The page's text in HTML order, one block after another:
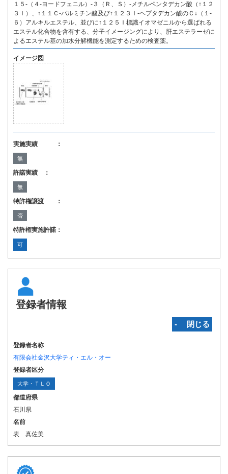
１５-（４-ヨードフェニル）-３（Ｒ、Ｓ）-メチルペンタデカン酸（↑１２
３Ｉ）、↑１１Ｃ-パルミチン酸及び↑１２３Ｉ-ヘプタデカン酸のＣ↓（１-
６）アルキルエステル、並びに↑１２５Ｉ標識イオマゼニルから選ばれる
エステル化合物を含有する、分子イメージングにより、肝エステラーゼに
よるエステル基の加水分解機能を測定するための検査薬。
イメージ図
実施実績 ：
無
許諾実績 ：
無
特許権譲渡 ：
否
特許権実施許諾：
可
登録者情報
‐ 閉じる
登録者名称
有限会社金沢大学ティ・エル・オー
登録者区分
大学・ＴＬＯ
都道府県
石川県
名前
表 真佐美